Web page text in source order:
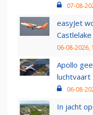
07-08-
easyJet
06-08-2026,
Apollo
luchtvaart
06-08-
In jacht